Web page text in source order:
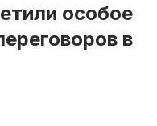
особое
в